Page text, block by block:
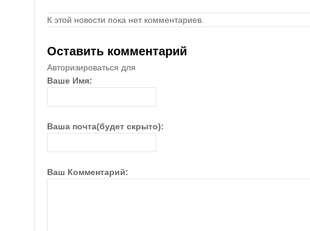
К этой новости пока нет комментариев.
Оставить комментарий
Авторизироваться для
Ваше Имя:
Ваша почта(будет скрыто):
Ваш Комментарий: